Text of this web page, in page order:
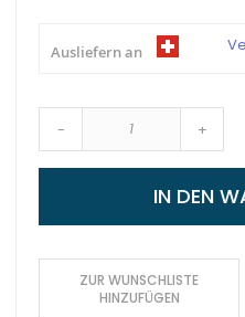
Ausliefern an
- +
IN DEN
ZUR WUNSCHLISTE
HINZUFÜGEN